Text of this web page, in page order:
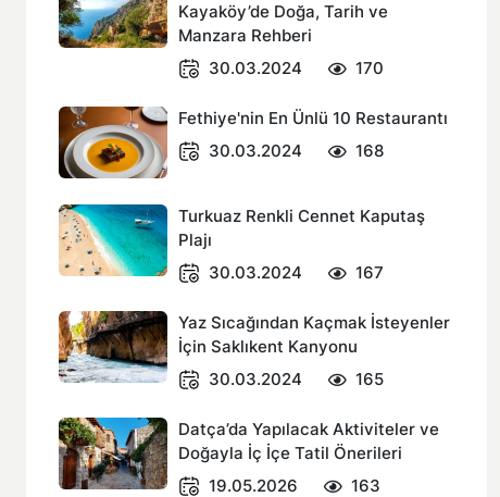
Kayaköy’de Doğa, Tarih ve
Manzara Rehberi
30.03.2024
170
Fethiye'nin En Ünlü 10 Restaurantı
30.03.2024
168
Turkuaz Renkli Cennet Kaputaş
Plajı
30.03.2024
167
Yaz Sıcağından Kaçmak İsteyenler
İçin Saklıkent Kanyonu
30.03.2024
165
Datça’da Yapılacak Aktiviteler ve
Doğayla İç İçe Tatil Önerileri
19.05.2026
163